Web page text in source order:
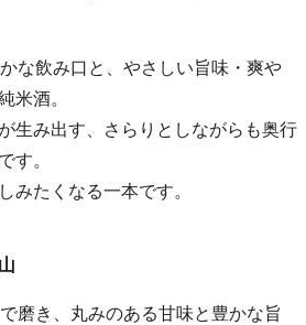
な飲み口と、やさしい旨味・爽や
米酒。
生み出す、さらりとしながらも奥行
す。
みたくなる一本です。
磨き、丸みのある甘味と豊かな旨